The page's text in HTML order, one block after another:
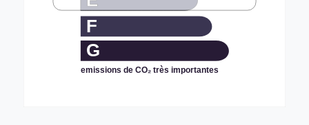
F
G
emissions de CO₂ très importantes